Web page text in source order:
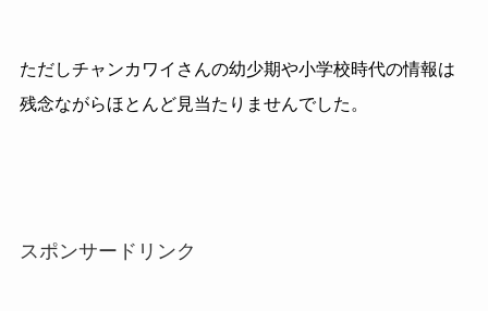
ただしチャンカワイさんの幼少期や小学校時代の情報は
残念ながらほとんど見当たりませんでした。
スポンサードリンク